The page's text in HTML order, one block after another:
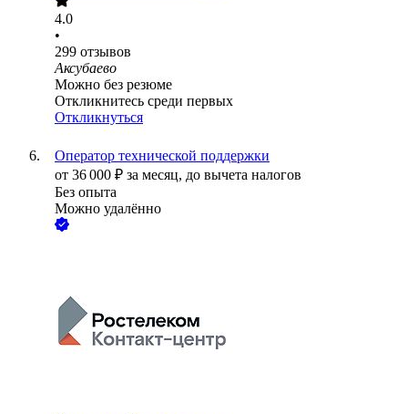
4.0
•
299 отзывов
Аксубаево
Можно без резюме
Откликнитесь среди первых
Откликнуться
Оператор технической поддержки
от 36 000 ₽ за месяц, до вычета налогов
Без опыта
Можно удалённо